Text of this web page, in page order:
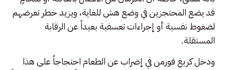
قد يضع المحتجزين في وضع هش للغاية، ويزيد خطر تعرضهم
لضغوط نفسية أو إجراءات تعسفية بعيداً عن الرقابة
المستقلة.
ودخل كريغ فورمن في إضراب عن الطعام احتجاجاً على هذا